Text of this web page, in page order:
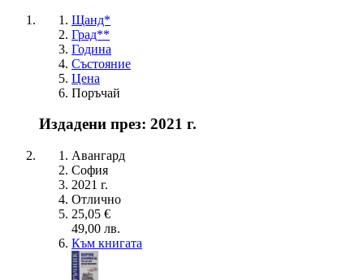
Щанд*
Град**
Година
Състояние
Цена
Поръчай
Издадени през: 2021 г.
Авангард
София
2021 г.
Отлично
25,05 €
49,00 лв.
Към книгата